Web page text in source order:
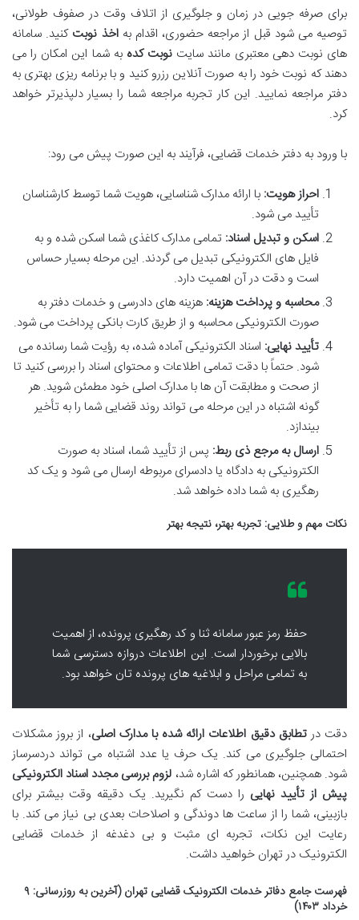
برای صرفه جویی در زمان و جلوگیری از اتلاف وقت در صفوف طولانی،
توصیه می شود قبل از مراجعه حضوری، اقدام بهاخذ نوبت کنید. سامانه
های نوبت دهی معتبری مانند سایت نوبت کده به شما این امکان را می
دهند که نوبت خود را به صورت آنلاین رزرو کنید و با برنامه ریزی بهتری به
دفتر مراجعه نمایید. این کار تجربه مراجعه شما را بسیار دلپذیرتر خواهد
کرد.
با ورود به دفتر خدمات قضایی، فرآیند به این صورت پیش می رود:
احراز هویت: با ارائه مدارک شناسایی، هویت شما توسط کارشناسان
تأیید می شود.
اسکن و تبدیل اسناد: تمامی مدارک کاغذی شما اسکن شده و به
فایل های الکترونیکی تبدیل می گردند. این مرحله بسیار حساس
است و دقت در آن اهمیت دارد.
محاسبه و پرداخت هزینه: هزینه های دادرسی و خدمات دفتر به
صورت الکترونیکی محاسبه و از طریق کارت بانکی پرداخت می شود.
تأیید نهایی: اسناد الکترونیکی آماده شده، به رؤیت شما رسانده می
شود. حتماً با دقت تمامی اطلاعات و محتوای اسناد را بررسی کنید تا
از صحت و مطابقت آن ها با مدارک اصلی خود مطمئن شوید. هر
گونه اشتباه در این مرحله می تواند روند قضایی شما را به تأخیر
بیندازد.
ارسال به مرجع ذی ربط: پس از تأیید شما، اسناد به صورت
الکترونیکی به دادگاه یا دادسرای مربوطه ارسال می شود و یک کد
رهگیری به شما داده خواهد شد.
نکات مهم و طلایی: تجربه بهتر، نتیجه بهتر
حفظ رمز عبور سامانه ثنا و کد رهگیری پرونده، از اهمیت
بالایی برخوردار است. این اطلاعات دروازه دسترسی شما
به تمامی مراحل و ابلاغیه های پرونده تان خواهد بود.
دقت درتطابق دقیق اطلاعات ارائه شده با مدارک اصلی، از بروز مشکلات
احتمالی جلوگیری می کند. یک حرف یا عدد اشتباه می تواند دردسرساز
شود. همچنین، همانطور که اشاره شد، لزوم بررسی مجدد اسناد الکترونیکی
پیش از تأیید نهایی را دست کم نگیرید. یک دقیقه وقت بیشتر برای
بازبینی، شما را از ساعت ها دوندگی و اصلاحات بعدی بی نیاز می کند. با
رعایت این نکات، تجربه ای مثبت و بی دغدغه از خدمات قضایی
الکترونیک در تهران خواهید داشت.
فهرست جامع دفاتر خدمات الکترونیک قضایی تهران (آخرین به روزرسانی: ۹
خرداد ۱۴۰۳)